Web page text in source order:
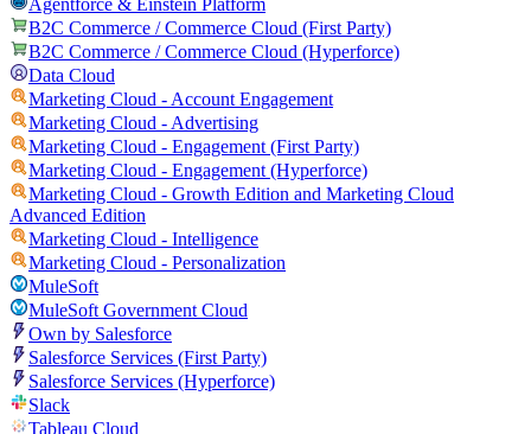
B2C Commerce / Commerce Cloud (First Party)
B2C Commerce / Commerce Cloud (Hyperforce)
Data Cloud
Marketing Cloud - Account Engagement
Marketing Cloud - Advertising
Marketing Cloud - Engagement (First Party)
Marketing Cloud - Engagement (Hyperforce)
Marketing Cloud - Growth Edition and Marketing Cloud
Advanced Edition
Marketing Cloud - Intelligence
Marketing Cloud - Personalization
MuleSoft
MuleSoft Government Cloud
Own by Salesforce
Salesforce Services (First Party)
Salesforce Services (Hyperforce)
Slack
Tableau Cloud